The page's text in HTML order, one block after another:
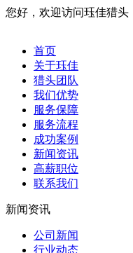
您好，欢迎访问珏佳猎头
首页
关于珏佳
猎头团队
我们优势
服务保障
服务流程
成功案例
新闻资讯
高薪职位
联系我们
新闻资讯
公司新闻
行业动态